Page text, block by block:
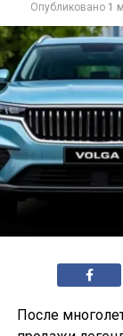
Опубликовано 1
После